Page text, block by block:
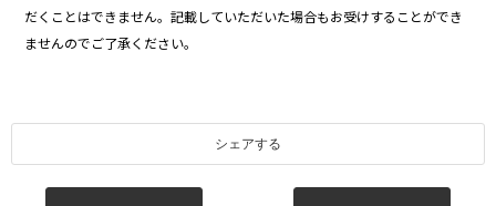
だくことはできません。記載していただいた場合もお受けすることができ
ませんのでご了承ください。
シェアする